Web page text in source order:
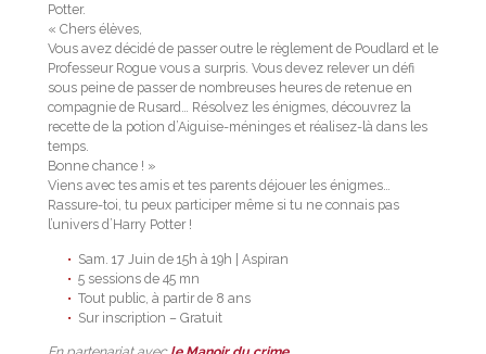
Potter.
« Chers élèves,
Vous avez décidé de passer outre le règlement de Poudlard et le
Professeur Rogue vous a surpris. Vous devez relever un défi
sous peine de passer de nombreuses heures de retenue en
compagnie de Rusard… Résolvez les énigmes, découvrez la
recette de la potion d’Aiguise-méninges et réalisez-là dans les
temps.
Bonne chance ! »
Viens avec tes amis et tes parents déjouer les énigmes…
Rassure-toi, tu peux participer même si tu ne connais pas
l’univers d’Harry Potter !
Sam. 17 Juin de 15h à 19h | Aspiran
5 sessions de 45 mn
Tout public, à partir de 8 ans
Sur inscription – Gratuit